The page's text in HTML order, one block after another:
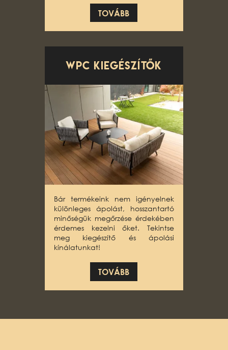
TOVÁBB
WPC kiegészítők
Bár termékeink nem igényelnek
különleges ápolást, hosszantartó
minőségük megőrzése érdekében
érdemes kezelni őket. Tekintse
meg kiegészítő és ápolási
kínálatunkat!
TOVÁBB